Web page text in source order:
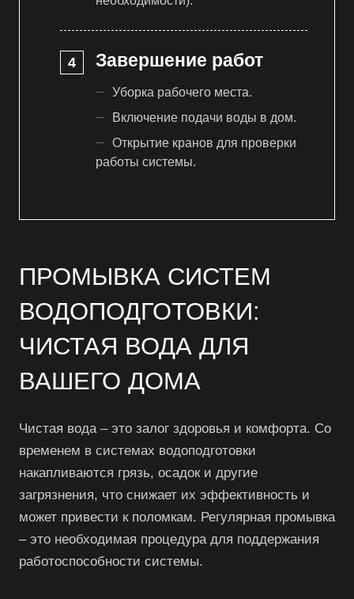
Завершение работ
Уборка рабочего места.
Включение подачи воды в дом.
Открытие кранов для проверки
работы системы.
ПРОМЫВКА СИСТЕМ
ВОДОПОДГОТОВКИ:
ЧИСТАЯ ВОДА ДЛЯ
ВАШЕГО ДОМА
Чистая вода – это залог здоровья и комфорта. Со
временем в системах водоподготовки
накапливаются грязь, осадок и другие
загрязнения, что снижает их эффективность и
может привести к поломкам. Регулярная промывка
– это необходимая процедура для поддержания
работоспособности системы.